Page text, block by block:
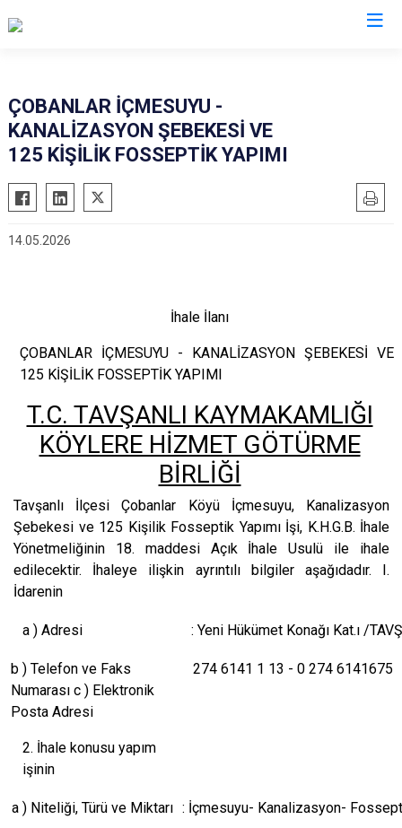
Altıntaş
Çavdarhisar
Gediz
ÇOBANLAR İÇMESUYU -
KANALİZASYON ŞEBEKESİ VE
125 KİŞİLİK FOSSEPTİK YAPIMI
14.05.2026
İhale İlanı
ÇOBANLAR İÇMESUYU - KANALİZASYON ŞEBEKESİ VE
125 KİŞİLİK FOSSEPTİK YAPIMI
T.C. TAVŞANLI KAYMAKAMLIĞI
KÖYLERE HİZMET GÖTÜRME
BİRLİĞİ
Tavşanlı İlçesi Çobanlar Köyü İçmesuyu, Kanalizasyon
Şebekesi ve 125 Kişilik Fosseptik Yapımı İşi, K.H.G.B. İhale
Yönetmeliğinin 18. maddesi Açık İhale Usulü ile ihale
edilecektir. İhaleye ilişkin ayrıntılı bilgiler aşağıdadır. I.
İdarenin
a ) Adresi : Yeni Hükümet Konağı Kat.ı /
b ) Telefon ve Faks
Numarası c ) Elektronik
Posta Adresi
2. İhale konusu yapım
işinin
274 6141 1 13 - 0 274 6141675
a ) Niteliği, Türü ve Miktarı : İçmesuyu- Kanalizasyon-